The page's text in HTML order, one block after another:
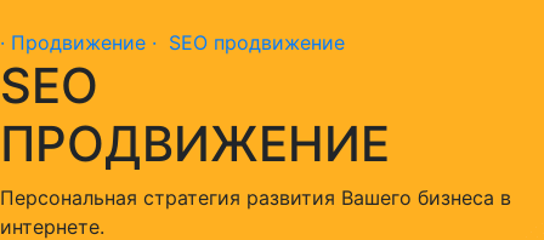
· Продвижение · SEO продвижение
SEO
ПРОДВИЖЕНИЕ
Персональная стратегия развития Вашего бизнеса в
интернете.